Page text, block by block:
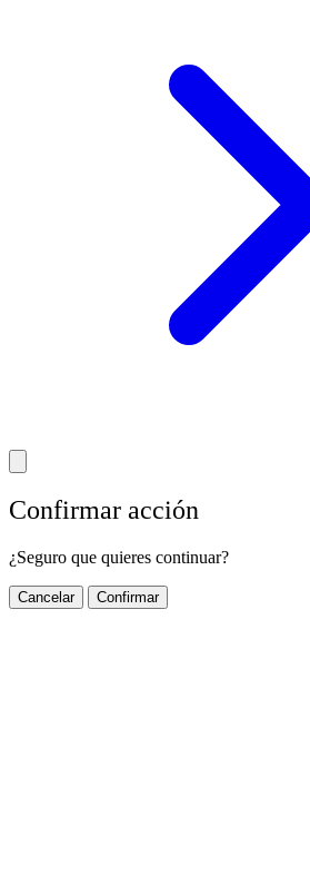
Confirmar acción
¿Seguro que quieres continuar?
Cancelar Confirmar